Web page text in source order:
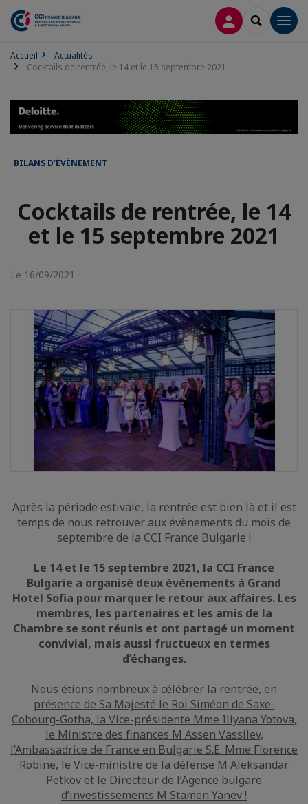
CONNEXION
Accueil
Actualités
Cocktails de rentrée, le 14 et le 15 septembre 2021
BILANS D’ÉVÈNEMENT
Cocktails de rentrée, le 14
et le 15 septembre 2021
Le 16/09/2021
Après la période estivale, la rentrée est bien là et il est
temps de nous retrouver aux évènements du mois de
septembre de la CCI France Bulgarie !
Le 14 et le 15 septembre 2021, la CCI France
Bulgarie a organisé deux évènements à Grand
Hotel Sofia pour marquer le retour aux affaires. Les
membres, les partenaires et les amis de la
Chambre se sont réunis et ont partagé un moment
convivial, mais aussi fructueux en termes
d’échanges.
Nous étions nombreux à célébrer la rentrée, en
présence de Sa Majesté le Roi Siméon de Saxe-
Cobourg-Gotha, la Vice-présidente Mme Iliyana Yotova,
le Ministre des finances M Assen Vassilev,
l’Ambassadrice de France en Bulgarie S.E. Mme Florence
Robine, le Vice-ministre de la défense M Aleksandar
Petkov et le Directeur de l’Agence bulgare
d’investissements M Stamen Yanev !